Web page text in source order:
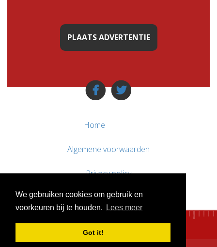
We gebruiken cookies om gebruik en
voorkeuren bij te houden.
Lees meer
Got it!
PLAATS ADVERTENTIE
Home
Algemene voorwaarden
Privacy policy
Contact / Support